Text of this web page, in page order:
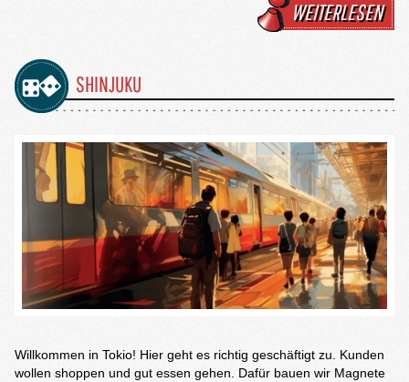
WEITERLESEN
SHINJUKU
Willkommen in Tokio! Hier geht es richtig geschäftigt zu. Kunden
wollen shoppen und gut essen gehen. Dafür bauen wir Magnete